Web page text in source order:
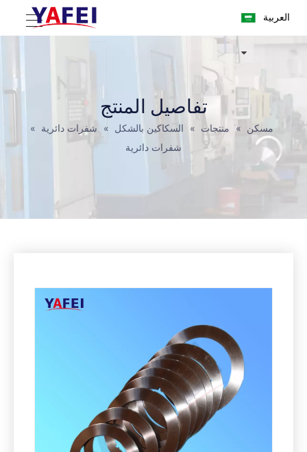
العربية
تفاصيل المنتج
مسكن » منتجات » السكاكين بالشكل » شفرات دائرية »
شفرات دائرية